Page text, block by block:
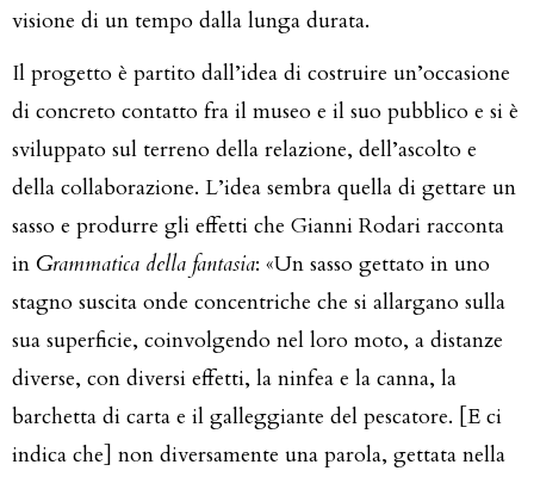
visione di un tempo dalla lunga durata.
Il progetto è partito dall’idea di costruire un’occasione
di concreto contatto fra il museo e il suo pubblico e si è
sviluppato sul terreno della relazione, dell’ascolto e
della collaborazione. L’idea sembra quella di gettare un
sasso e produrre gli effetti che Gianni Rodari racconta
in Grammatica della fantasia: «Un sasso gettato in uno
stagno suscita onde concentriche che si allargano sulla
sua superficie, coinvolgendo nel loro moto, a distanze
diverse, con diversi effetti, la ninfea e la canna, la
barchetta di carta e il galleggiante del pescatore. [E ci
indica che] non diversamente una parola, gettata nella